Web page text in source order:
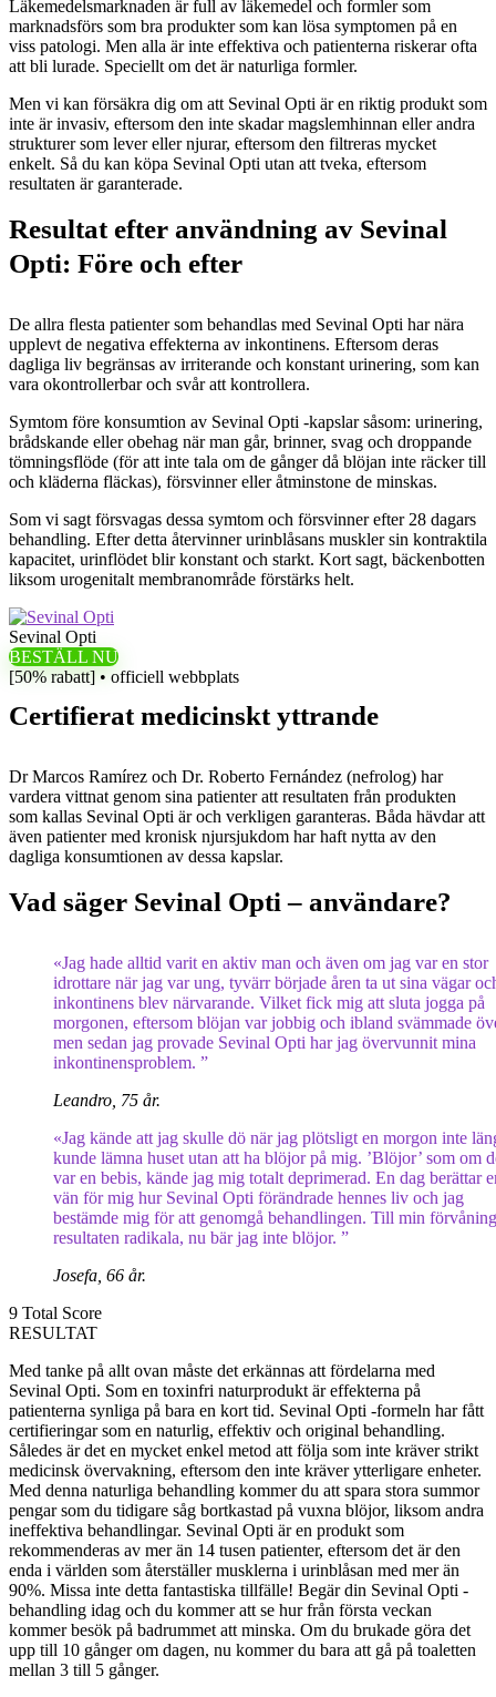
Läkemedelsmarknaden är full av läkemedel och formler som
marknadsförs som bra produkter som kan lösa symptomen på en
viss patologi. Men alla är inte effektiva och patienterna riskerar ofta
att bli lurade. Speciellt om det är naturliga formler.
Men vi kan försäkra dig om att Sevinal Opti är en riktig produkt som
inte är invasiv, eftersom den inte skadar magslemhinnan eller andra
strukturer som lever eller njurar, eftersom den filtreras mycket
enkelt. Så du kan köpa Sevinal Opti utan att tveka, eftersom
resultaten är garanterade.
Resultat efter användning av Sevinal
Opti: Före och efter
De allra flesta patienter som behandlas med Sevinal Opti har nära
upplevt de negativa effekterna av inkontinens. Eftersom deras
dagliga liv begränsas av irriterande och konstant urinering, som kan
vara okontrollerbar och svår att kontrollera.
Symtom före konsumtion av Sevinal Opti -kapslar såsom: urinering,
brådskande eller obehag när man går, brinner, svag och droppande
tömningsflöde (för att inte tala om de gånger då blöjan inte räcker till
och kläderna fläckas), försvinner eller åtminstone de minskas.
Som vi sagt försvagas dessa symtom och försvinner efter 28 dagars
behandling. Efter detta återvinner urinblåsans muskler sin kontraktila
kapacitet, urinflödet blir konstant och starkt. Kort sagt, bäckenbotten
liksom urogenitalt membranområde förstärks helt.
Sevinal Opti
BESTÄLL NU
[50% rabatt] • officiell webbplats
Certifierat medicinskt yttrande
Dr Marcos Ramírez och Dr. Roberto Fernández (nefrolog) har
vardera vittnat genom sina patienter att resultaten från produkten
som kallas Sevinal Opti är och verkligen garanteras. Båda hävdar att
även patienter med kronisk njursjukdom har haft nytta av den
dagliga konsumtionen av dessa kapslar.
Vad säger Sevinal Opti – användare?
«Jag hade alltid varit en aktiv man och även om jag var en stor
idrottare när jag var ung, tyvärr började åren ta ut sina vägar
inkontinens blev närvarande. Vilket fick mig att sluta jogga på
morgonen, eftersom blöjan var jobbig och ibland svämmade
men sedan jag provade Sevinal Opti har jag övervunnit mina
inkontinensproblem. ”
Leandro, 75 år.
«Jag kände att jag skulle dö när jag plötsligt en morgon inte
kunde lämna huset utan att ha blöjor på mig. ’Blöjor’ som om
var en bebis, kände jag mig totalt deprimerad. En dag berättar
vän för mig hur Sevinal Opti förändrade hennes liv och jag
bestämde mig för att genomgå behandlingen. Till min
resultaten radikala, nu bär jag inte blöjor. ”
Josefa, 66 år.
9 Total Score
RESULTAT
Med tanke på allt ovan måste det erkännas att fördelarna med
Sevinal Opti. Som en toxinfri naturprodukt är effekterna på
patienterna synliga på bara en kort tid. Sevinal Opti -formeln har fått
certifieringar som en naturlig, effektiv och original behandling.
Således är det en mycket enkel metod att följa som inte kräver strikt
medicinsk övervakning, eftersom den inte kräver ytterligare enheter.
Med denna naturliga behandling kommer du att spara stora summor
pengar som du tidigare såg bortkastad på vuxna blöjor, liksom andra
ineffektiva behandlingar. Sevinal Opti är en produkt som
rekommenderas av mer än 14 tusen patienter, eftersom det är den
enda i världen som återställer musklerna i urinblåsan med mer än
90%. Missa inte detta fantastiska tillfälle! Begär din Sevinal Opti -
behandling idag och du kommer att se hur från första veckan
kommer besök på badrummet att minska. Om du brukade göra det
upp till 10 gånger om dagen, nu kommer du bara att gå på toaletten
mellan 3 till 5 gånger.